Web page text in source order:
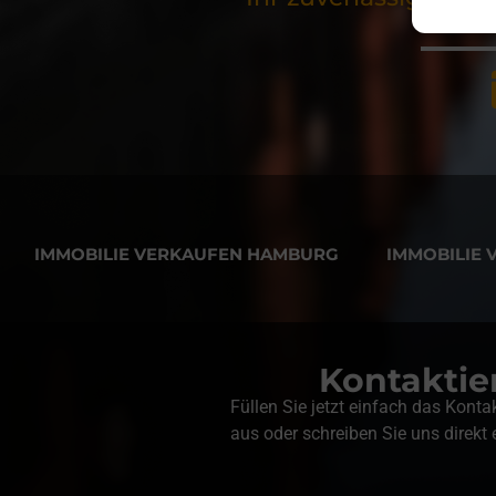
IMMOBILIE VERKAUFEN HAMBURG IMMOBILIE
Füllen Sie jetzt einfach das
aus oder schreiben Sie uns direkt